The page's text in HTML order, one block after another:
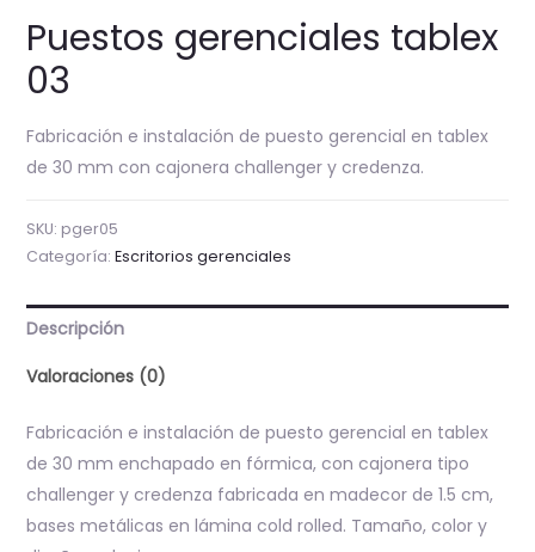
Puestos gerenciales tablex
03
Fabricación e instalación de puesto gerencial en tablex
de 30 mm con cajonera challenger y credenza.
SKU: pger05
Categoría: Escritorios gerenciales
Descripción
Valoraciones (0)
Fabricación e instalación de puesto gerencial en tablex
de 30 mm enchapado en fórmica, con cajonera tipo
challenger y credenza fabricada en madecor de 1.5 cm,
bases metálicas en lámina cold rolled. Tamaño, color y